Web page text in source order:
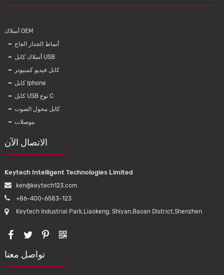
KAL003 أبل شاحن برق كابل بيانات MFi معتمد
أسلاك OEM
أنماط الجدار العاج
أسلاك كابل USB
كابل فيديو كمبيوتر
كابل Iphone
كابل USB نوع C
كابل محول الصوت
موصلات
الاتصال الآن
Keytech Intelligent Technologies Limited
ken@keytech123.com
+86-400-6583-123
Keytech Industrial Park,Liaokeng, Shiyan,Baoan District,Shenzhen
تواصل معنا